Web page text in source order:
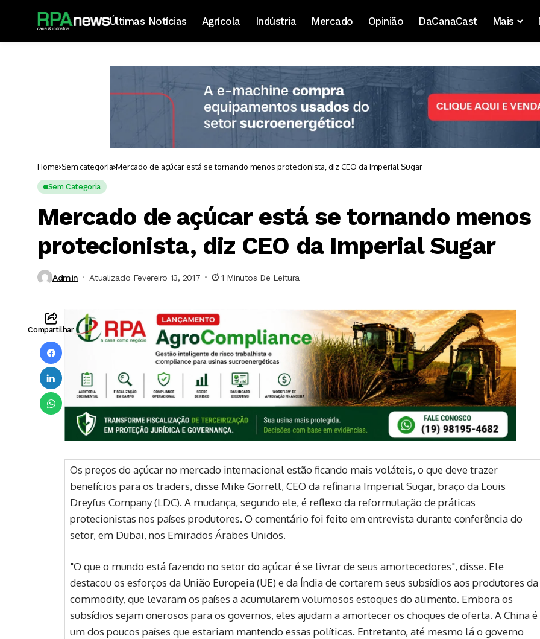
Últimas Notícias Agrícola Indústria Mercado Opinião DaCanaCast Mais
Home Sem categoria Mercado de açúcar está se tornando menos protecionista, diz CEO da Imperial Sugar
Sem Categoria
Mercado de açúcar está se tornando menos
protecionista, diz CEO da Imperial Sugar
Admin Atualizado Fevereiro 13, 2017 1 Minutos De Leitura
Compartilhar
Os preços do açúcar no mercado internacional estão ficando mais voláteis, o que deve trazer
benefícios para os traders, disse Mike Gorrell, CEO da refinaria Imperial Sugar, braço da Louis
Dreyfus Company (LDC). A mudança, segundo ele, é reflexo da reformulação de práticas
protecionistas nos países produtores. O comentário foi feito em entrevista durante conferência do
setor, em Dubai, nos Emirados Árabes Unidos.
"O que o mundo está fazendo no setor do açúcar é se livrar de seus amortecedores", disse. Ele
destacou os esforços da União Europeia (UE) e da Índia de cortarem seus subsídios aos produtores da
commodity, que levaram os países a acumularem volumosos estoques do alimento. Embora os
subsídios sejam onerosos para os governos, eles ajudam a amortecer os choques de oferta. A China é
um dos poucos países que estariam mantendo essas políticas. Entretanto, até mesmo lá o governo